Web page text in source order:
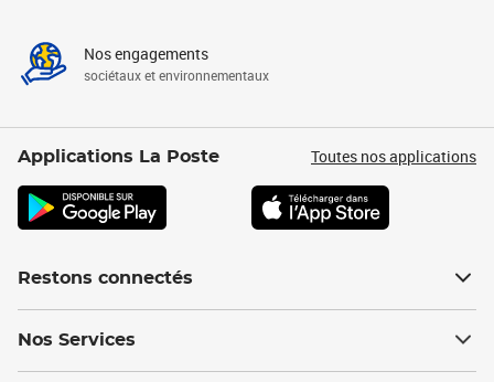
Nos engagements
sociétaux et environnementaux
Applications La Poste Toutes nos applications
Restons connectés
Nos Services